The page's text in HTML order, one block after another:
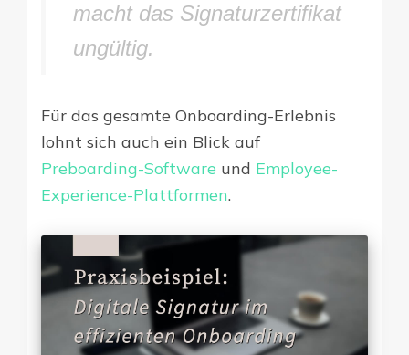
macht das Signaturzertifikat
ungültig.
Für das gesamte Onboarding-Erlebnis
lohnt sich auch ein Blick auf
Preboarding-Software und Employee-
Experience-Plattformen.